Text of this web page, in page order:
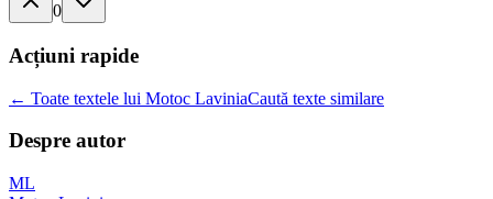
0
Acțiuni rapide
← Toate textele lui Motoc LaviniaCaută texte similare
Despre autor
ML